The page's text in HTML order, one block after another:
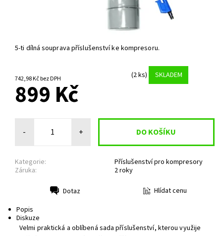
5-ti dílná souprava příslušenství ke kompresoru.
742,98 Kč bez DPH (2 ks) SKLADEM
899 Kč
- +
Kategorie:
Příslušenství pro kompresory
Záruka:
2 roky
Dotaz
Hlídat cenu
Popis
Diskuze
Velmi praktická a oblíbená sada příslušenství, kterou využije